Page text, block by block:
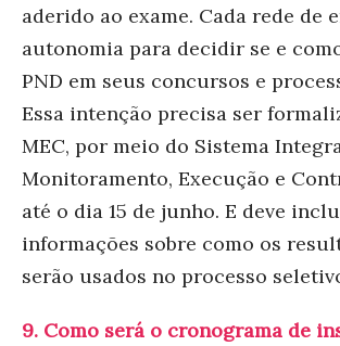
aderido ao exame. Cada rede de
autonomia para decidir se e
PND em seus concursos e
Essa intenção precisa ser
MEC, por meio do Sistema
Monitoramento, Execução e
até o dia 15 de junho. E deve
informações sobre como os
serão usados no processo
9. Como será o cronograma de